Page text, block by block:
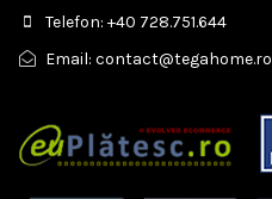
Telefon: +40 728.751.644
Email: contact@tegahome.ro